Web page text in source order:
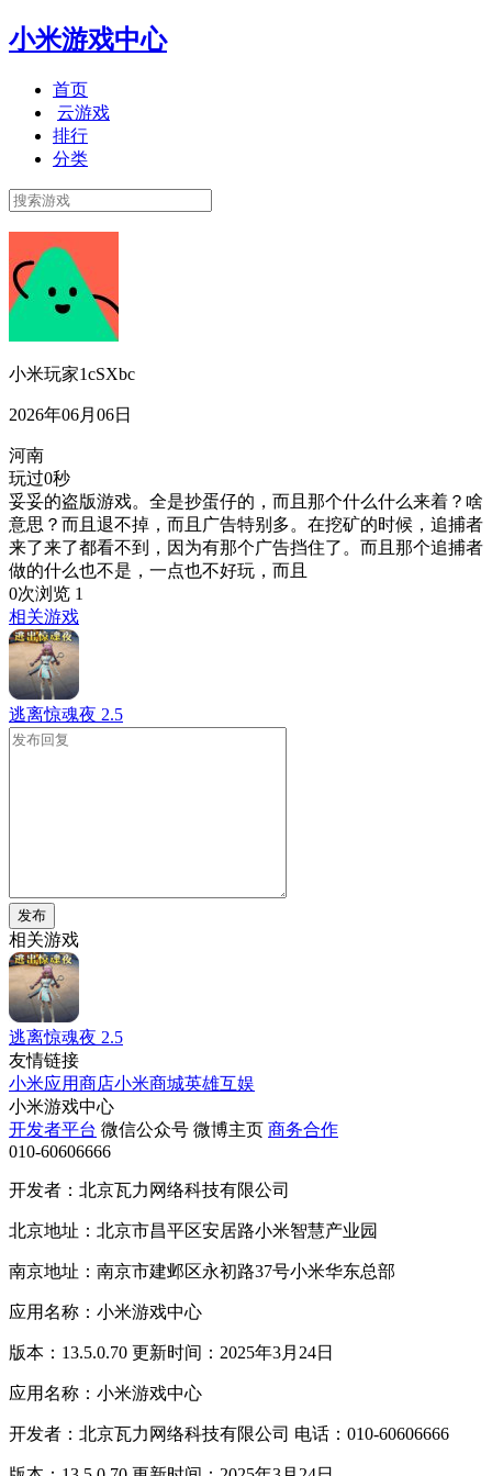
小米游戏中心
首页
云游戏
排行
分类
小米玩家1cSXbc
2026年06月06日
河南
玩过0秒
妥妥的盗版游戏。全是抄蛋仔的，而且那个什么什么来着？啥
意思？而且退不掉，而且广告特别多。在挖矿的时候，追捕者
来了来了都看不到，因为有那个广告挡住了。而且那个追捕者
做的什么也不是，一点也不好玩，而且
0次浏览 1
相关游戏
逃离惊魂夜 2.5
发布
相关游戏
逃离惊魂夜 2.5
友情链接
小米应用商店小米商城英雄互娱
小米游戏中心
开发者平台 微信公众号 微博主页 商务合作
010-60606666
开发者：北京瓦力网络科技有限公司
北京地址：北京市昌平区安居路小米智慧产业园
南京地址：南京市建邺区永初路37号小米华东总部
应用名称：小米游戏中心
版本：13.5.0.70 更新时间：2025年3月24日
应用名称：小米游戏中心
开发者：北京瓦力网络科技有限公司 电话：010-60606666